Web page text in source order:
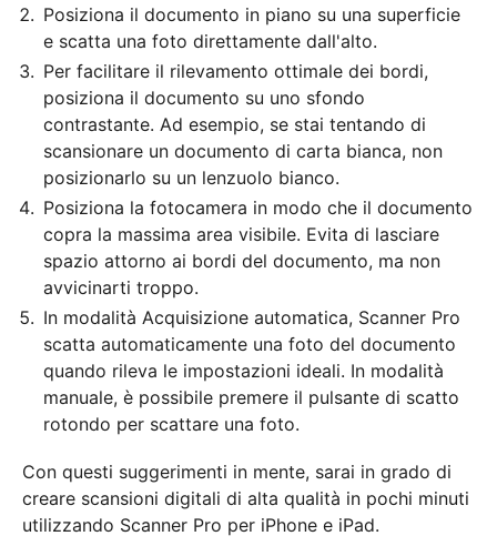
Posiziona il documento in piano su una superficie
e scatta una foto direttamente dall'alto.
Per facilitare il rilevamento ottimale dei bordi,
posiziona il documento su uno sfondo
contrastante. Ad esempio, se stai tentando di
scansionare un documento di carta bianca, non
posizionarlo su un lenzuolo bianco.
Posiziona la fotocamera in modo che il documento
copra la massima area visibile. Evita di lasciare
spazio attorno ai bordi del documento, ma non
avvicinarti troppo.
In modalità Acquisizione automatica, Scanner Pro
scatta automaticamente una foto del documento
quando rileva le impostazioni ideali. In modalità
manuale, è possibile premere il pulsante di scatto
rotondo per scattare una foto.
Con questi suggerimenti in mente, sarai in grado di
creare scansioni digitali di alta qualità in pochi minuti
utilizzando Scanner Pro per iPhone e iPad.